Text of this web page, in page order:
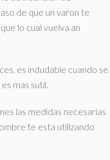
de que un varon te
lo cual vuelva an
es indudable cuando se
mas sutil.
las medidas necesarias
te esta utilizando